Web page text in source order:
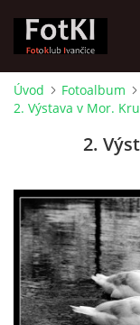
ÚVOD
KRONIKA
FOTO
Úvod Fotoalbum
2. Výstava v Mor.
2.